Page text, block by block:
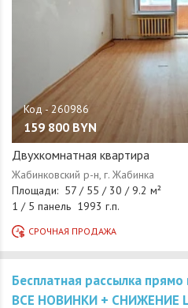
159 800 BYN
Двухкомнатная квартира
Бесплатная рассылка прямо
ВСЕ НОВИНКИ + СНИЖЕНИЕ